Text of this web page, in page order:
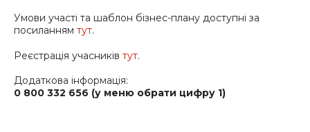
Умови участі та шаблон бізнес-плану доступні за
посиланням тут.
Реєстрація учасників тут.
Додаткова інформація:
0 800 332 656 (у меню обрати цифру 1)